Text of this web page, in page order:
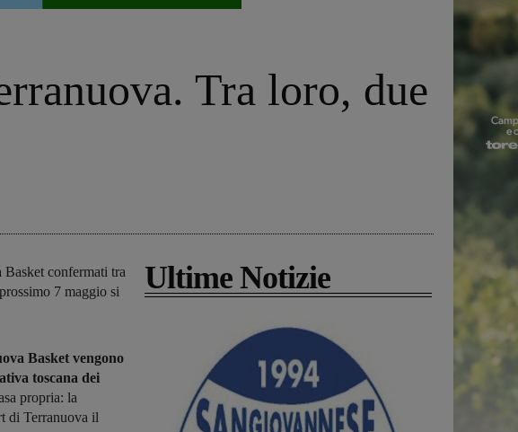
Tra loro, due
confermati tra
7 maggio si
Basket vengono
toscana dei
propria: la
di Terranuova il
Ultime Notizie